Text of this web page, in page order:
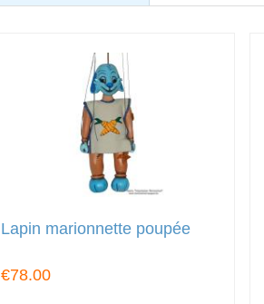
Lapin marionnette poupée
€78.00